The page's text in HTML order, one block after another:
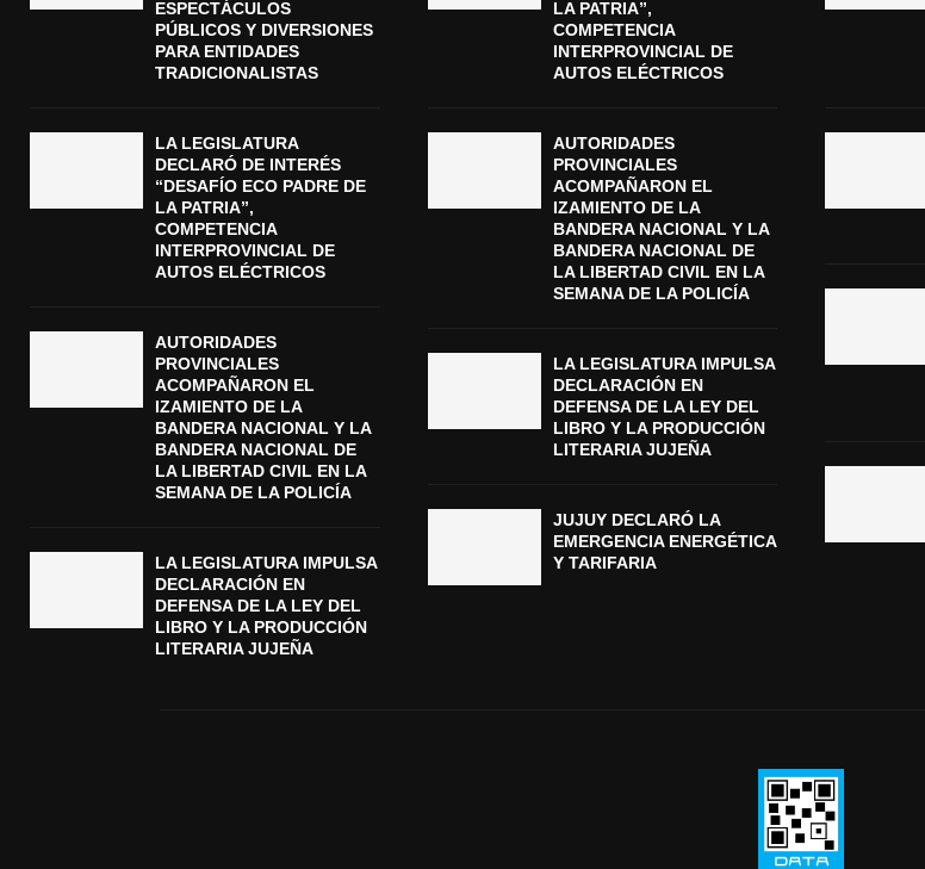
ESPECTÁCULOS
PÚBLICOS Y DIVERSIONES
PARA ENTIDADES
TRADICIONALISTAS
LA LEGISLATURA
DECLARÓ DE INTERÉS
“DESAFÍO ECO PADRE DE
LA PATRIA”,
COMPETENCIA
INTERPROVINCIAL DE
AUTOS ELÉCTRICOS
AUTORIDADES
PROVINCIALES
ACOMPAÑARON EL
IZAMIENTO DE LA
BANDERA NACIONAL Y LA
BANDERA NACIONAL DE
LA LIBERTAD CIVIL EN LA
SEMANA DE LA POLICÍA
LA LEGISLATURA IMPULSA
DECLARACIÓN EN
DEFENSA DE LA LEY DEL
LIBRO Y LA PRODUCCIÓN
LITERARIA JUJEÑA
LA PATRIA”,
COMPETENCIA
INTERPROVINCIAL DE
AUTOS ELÉCTRICOS
AUTORIDADES
PROVINCIALES
ACOMPAÑARON EL
IZAMIENTO DE LA
BANDERA NACIONAL Y LA
BANDERA NACIONAL DE
LA LIBERTAD CIVIL EN LA
SEMANA DE LA POLICÍA
LA LEGISLATURA IMPULSA
DECLARACIÓN EN
DEFENSA DE LA LEY DEL
LIBRO Y LA PRODUCCIÓN
LITERARIA JUJEÑA
JUJUY DECLARÓ LA
EMERGENCIA ENERGÉTICA
Y TARIFARIA